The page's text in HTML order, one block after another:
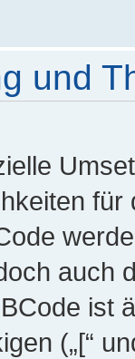
und
auch
ist
(„[“